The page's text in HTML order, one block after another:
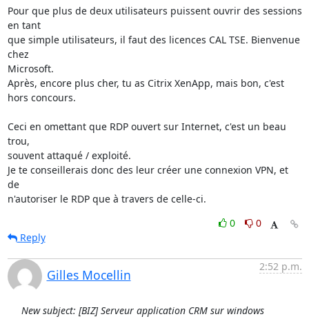
Pour que plus de deux utilisateurs puissent ouvrir des sessions
en tant
que simple utilisateurs, il faut des licences CAL TSE. Bienvenue
chez
Microsoft.
Après, encore plus cher, tu as Citrix XenApp, mais bon, c'est
hors concours.
Ceci en omettant que RDP ouvert sur Internet, c'est un beau
trou,
souvent attaqué / exploité.
Je te conseillerais donc des leur créer une connexion VPN, et
de
n'autoriser le RDP que à travers de celle-ci.
0
0
Reply
Gilles Mocellin
2:52 p.m.
New subject: [BIZ] Serveur application CRM sur windows